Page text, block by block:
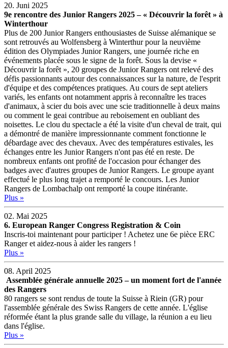
20. Juni 2025
9e rencontre des Junior Rangers 2025 – « Découvrir la forêt » à
Winterthour
Plus de 200 Junior Rangers enthousiastes de Suisse alémanique se
sont retrouvés au Wolfensberg à Winterthur pour la neuvième
édition des Olympiades Junior Rangers, une journée riche en
événements placée sous le signe de la forêt. Sous la devise «
Découvrir la forêt », 20 groupes de Junior Rangers ont relevé des
défis passionnants autour des connaissances sur la nature, de l'esprit
d'équipe et des compétences pratiques. Au cours de sept ateliers
variés, les enfants ont notamment appris à reconnaître les traces
d'animaux, à scier du bois avec une scie traditionnelle à deux mains
ou comment le geai contribue au reboisement en oubliant des
noisettes. Le clou du spectacle a été la visite d'un cheval de trait, qui
a démontré de manière impressionnante comment fonctionne le
débardage avec des chevaux. Avec des températures estivales, les
échanges entre les Junior Rangers n'ont pas été en reste. De
nombreux enfants ont profité de l'occasion pour échanger des
badges avec d'autres groupes de Junior Rangers. Le groupe ayant
effectué le plus long trajet a remporté le concours. Les Junior
Rangers de Lombachalp ont remporté la coupe itinérante.
Plus »
02. Mai 2025
6. European Ranger Congress Registration & Coin
Inscris-toi maintenant pour participer ! Achetez une 6e pièce ERC
Ranger et aidez-nous à aider les rangers !
Plus »
08. April 2025
Assemblée générale annuelle 2025 – un moment fort de l'année
des Rangers
80 rangers se sont rendus de toute la Suisse à Riein (GR) pour
l'assemblée générale des Swiss Rangers de cette année. L'église
réformée étant la plus grande salle du village, la réunion a eu lieu
dans l'église.
Plus »